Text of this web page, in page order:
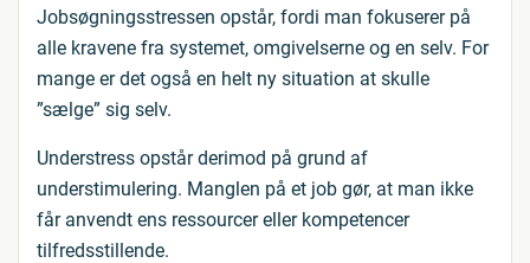
Jobsøgningsstressen opstår, fordi man fokuserer på
alle kravene fra systemet, omgivelserne og en selv. For
mange er det også en helt ny situation at skulle
”sælge” sig selv.
Understress opstår derimod på grund af
understimulering. Manglen på et job gør, at man ikke
får anvendt ens ressourcer eller kompetencer
tilfredsstillende.